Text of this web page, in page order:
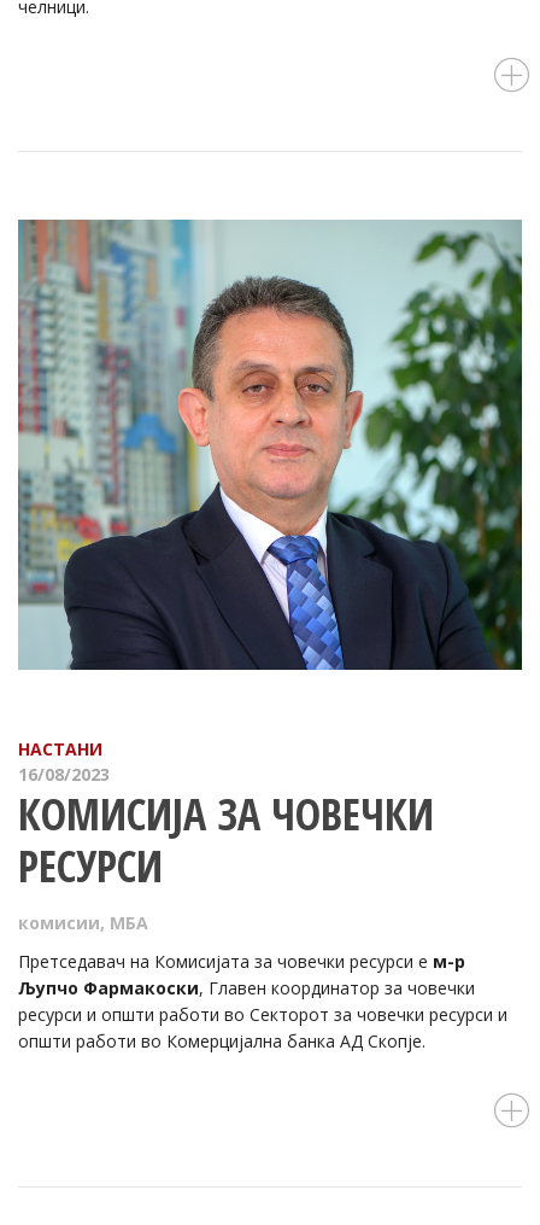
челници.
НАСТАНИ
16/08/2023
КОМИСИЈА ЗА ЧОВЕЧКИ
РЕСУРСИ
комисии, МБА
Претседавач на Комисијата за човечки ресурси е м-р
Љупчо Фармакоски, Главен координатор за човечки
ресурси и општи работи во Секторот за човечки ресурси и
општи работи во Комерцијална банка АД Скопје.